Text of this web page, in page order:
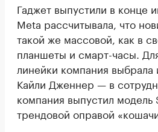
Гаджет выпустили в конце
Meta рассчитывала, что
такой же массовой, как в
планшеты и смарт-часы.
линейки компания
Кайли Дженнер — в
компания выпустил
трендовой оправой